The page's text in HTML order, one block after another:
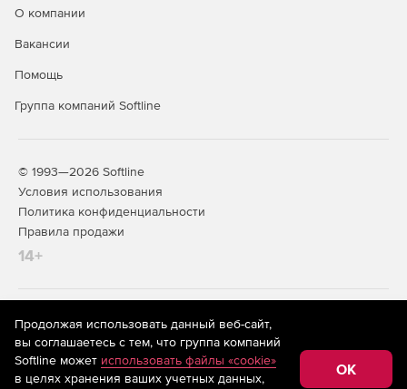
О компании
Вакансии
Помощь
Группа компаний Softline
© 1993—2026 Softline
Условия использования
Политика конфиденциальности
Правила продажи
14+
На информационном ресурсе store.softline.ru применяются
рекомендательные технологии
(информационные технологии
предоставления информации на основе сбора,
систематизации и анализа сведений, относящихся к
предпочтениям пользователей сети «Интернет»,
Продолжая использовать данный веб-сайт,
вы соглашаетесь с тем, что группа компаний
Softline может использовать файлы «cookie»
в целях хранения ваших учетных данных,
OK